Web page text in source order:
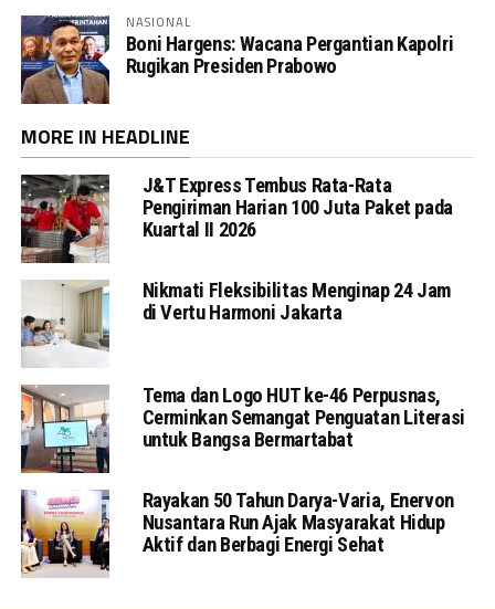
NASIONAL
Boni Hargens: Wacana Pergantian Kapolri
Rugikan Presiden Prabowo
MORE IN HEADLINE
J&T Express Tembus Rata-Rata
Pengiriman Harian 100 Juta Paket pada
Kuartal II 2026
Nikmati Fleksibilitas Menginap 24 Jam
di Vertu Harmoni Jakarta
Tema dan Logo HUT ke-46 Perpusnas,
Cerminkan Semangat Penguatan Literasi
untuk Bangsa Bermartabat
Rayakan 50 Tahun Darya-Varia, Enervon
Nusantara Run Ajak Masyarakat Hidup
Aktif dan Berbagi Energi Sehat